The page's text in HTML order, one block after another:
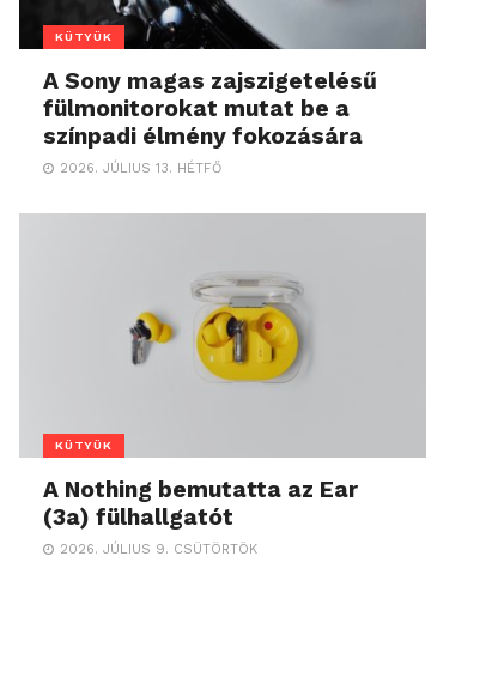
KÜTYÜK
A Sony magas zajszigetelésű
fülmonitorokat mutat be a
színpadi élmény fokozására
2026. JÚLIUS 13. HÉTFŐ
KÜTYÜK
A Nothing bemutatta az Ear
(3a) fülhallgatót
2026. JÚLIUS 9. CSÜTÖRTÖK